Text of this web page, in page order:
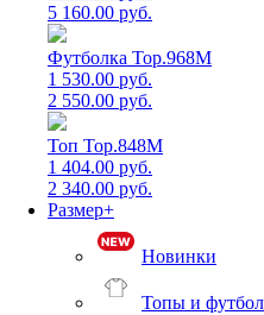
5 160.00 руб.
Футболка Top.968M
1 530.00 руб.
2 550.00 руб.
Топ Top.848M
1 404.00 руб.
2 340.00 руб.
Размер+
Новинки
Топы и